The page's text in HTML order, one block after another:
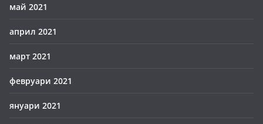
май 2021
април 2021
март 2021
февруари 2021
януари 2021